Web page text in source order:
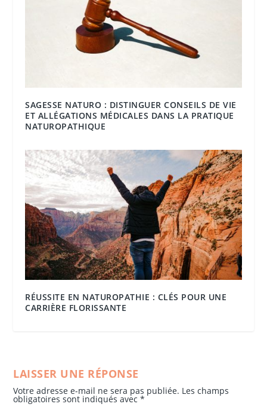
SAGESSE NATURO : DISTINGUER CONSEILS DE VIE
ET ALLÉGATIONS MÉDICALES DANS LA PRATIQUE
NATUROPATHIQUE
RÉUSSITE EN NATUROPATHIE : CLÉS POUR UNE
CARRIÈRE FLORISSANTE
LAISSER UNE RÉPONSE
Votre adresse e-mail ne sera pas publiée. Les champs
obligatoires sont indiqués avec*